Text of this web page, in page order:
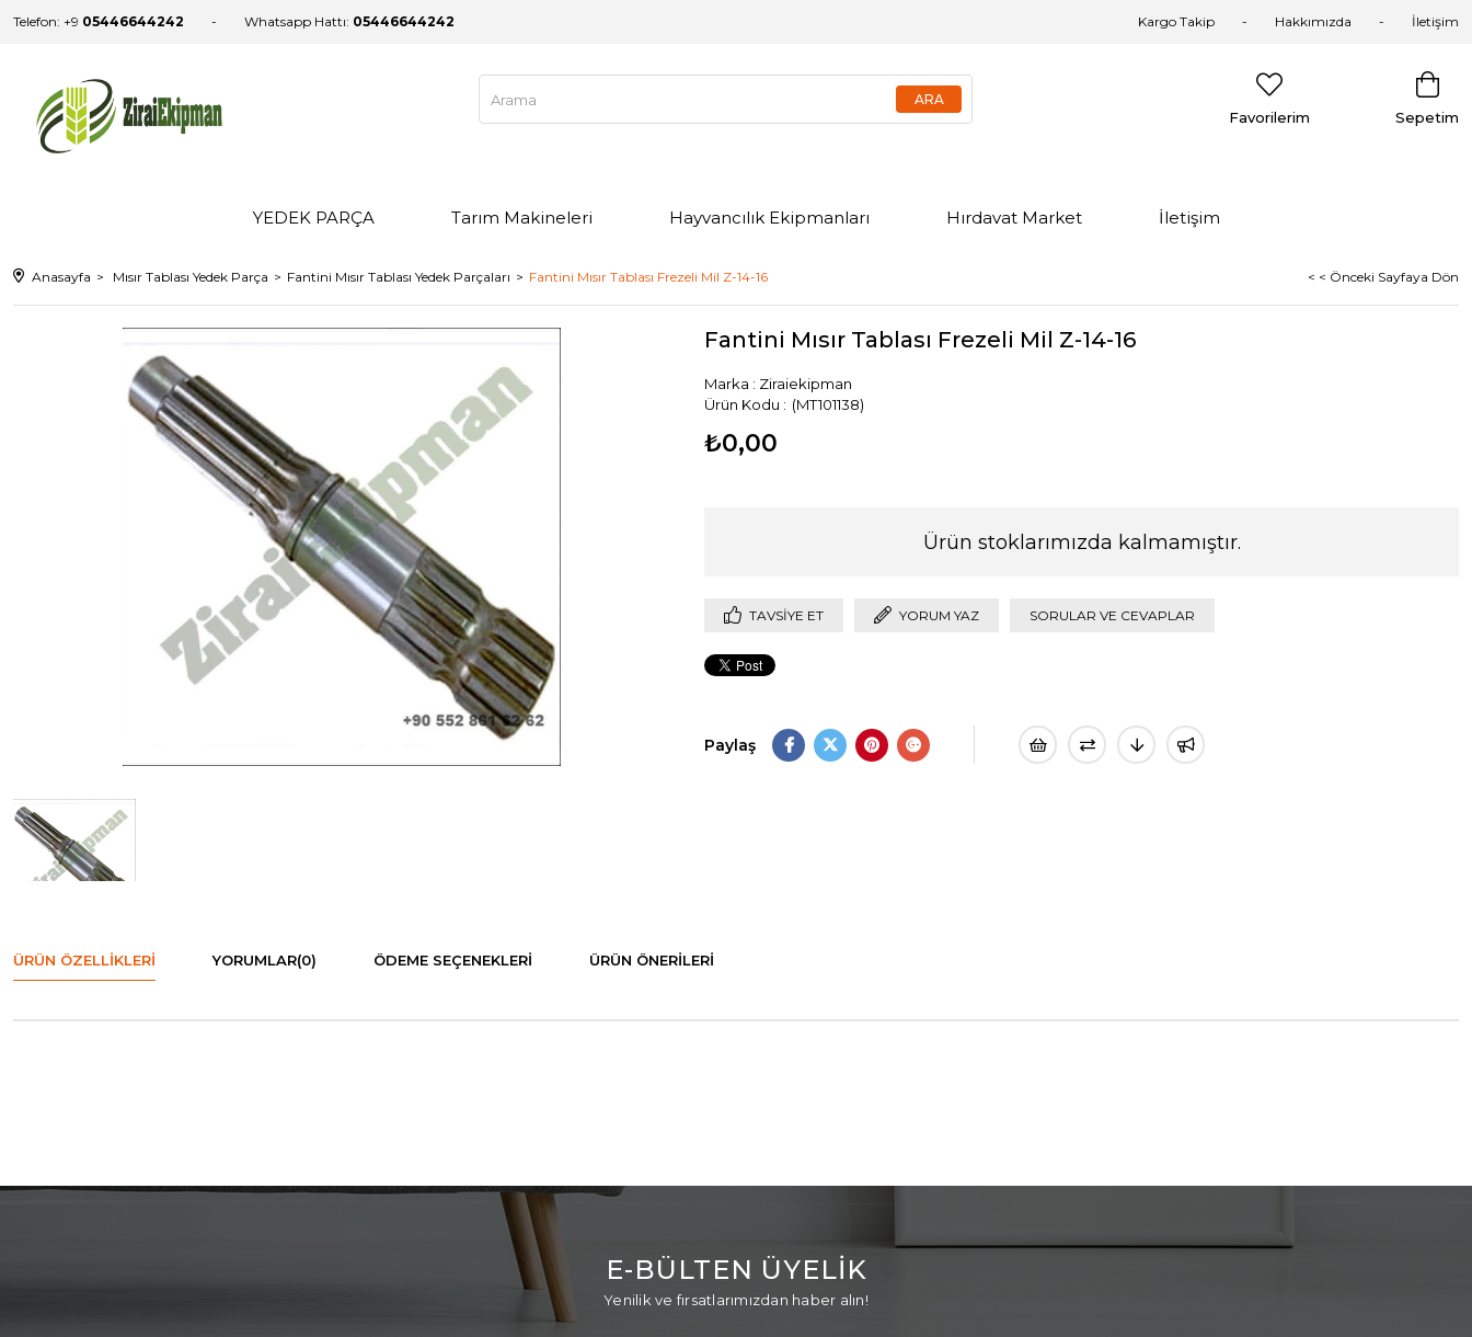
Telefon: +9 05446644242 Whatsapp Hattı: 05446644242 Kargo Takip Hakkımızda İletişim
Sepetim
Favorilerim
YEDEK PARÇA Tarım Makineleri Hayvancılık Ekipmanları Hırdavat Market İletişim
Anasayfa Mısır Tablası Yedek Parça Fantini Mısır Tablası Yedek Parçaları Fantini Mısır Tablası Frezeli Mil Z-14-16 < < Önceki Sayfaya Dön
Fantini Mısır Tablası Frezeli Mil Z-14-16
Marka : Ziraiekipman
(MT101138)
₺0,00
Ürün stoklarımızda kalmamıştır.
TAVSIYE ET YORUM YAZ SORULAR VE CEVAPLAR
Paylaş
ÜRÜN ÖZELLIKLERI YORUMLAR(0) ÖDEME SEÇENEKLERI ÜRÜN ÖNERILERI
E-BÜLTEN ÜYELİK
Yenilik ve fırsatlarımızdan haber alın!